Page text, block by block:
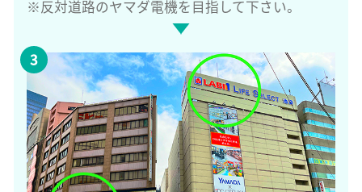
※反対道路のヤマダ電機を目指して下さい。